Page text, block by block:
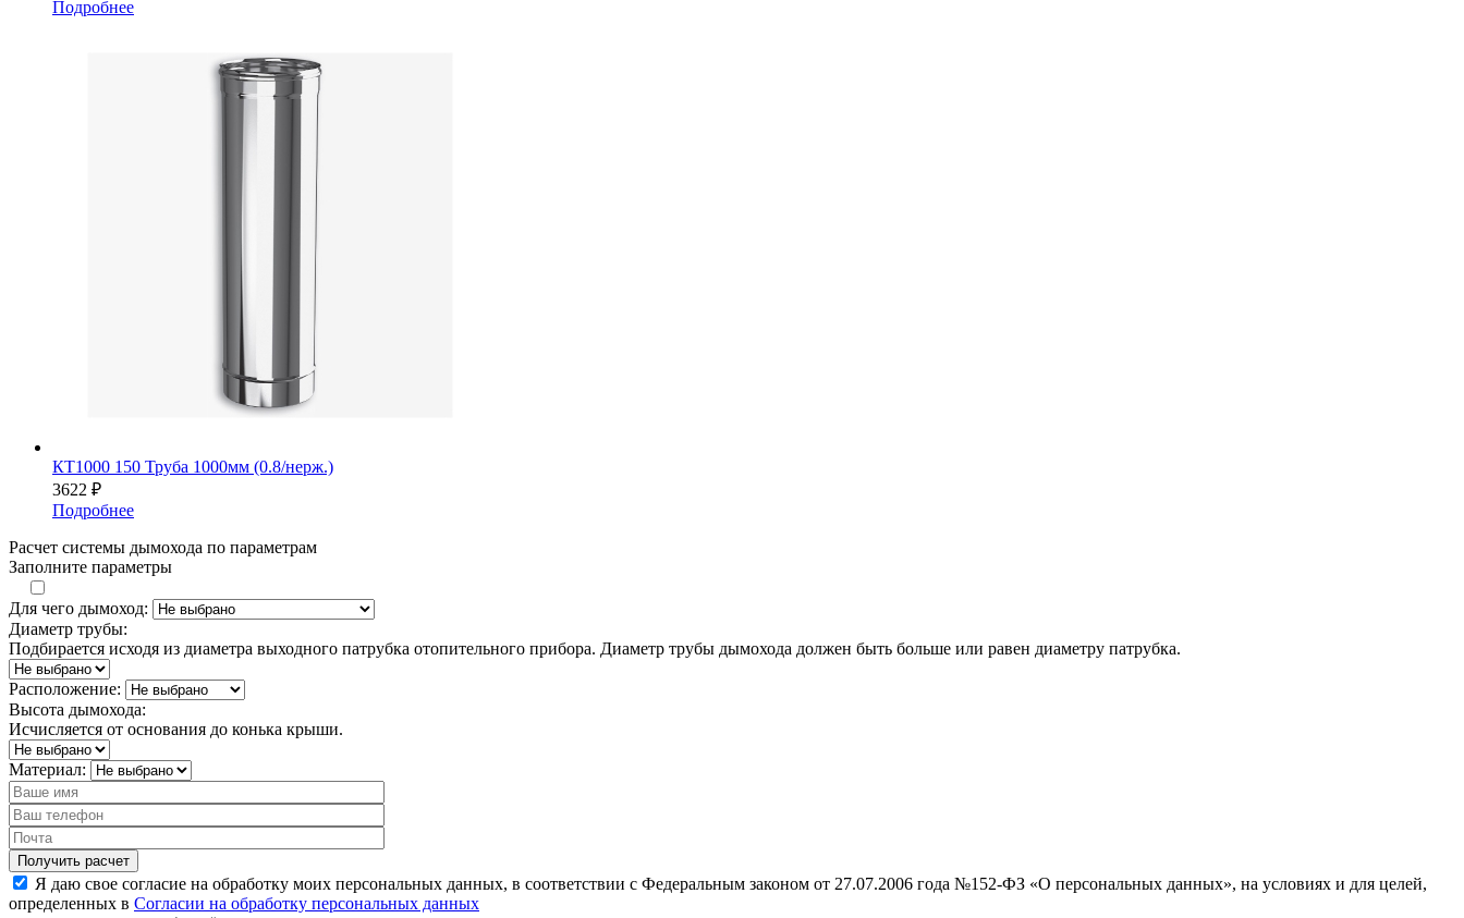
Подробнее
КТ1000 150 Труба 1000мм (0.8/нерж.)
3622 ₽
Подробнее
Расчет системы дымохода по параметрам
Заполните параметры
Для чего дымоход:
Диаметр трубы:
Подбирается исходя из диаметра выходного патрубка отопительного прибора. Диаметр трубы дымохода должен быть больше или равен диаметру патрубка.
Расположение:
Высота дымохода:
Исчисляется от основания до конька крыши.
Материал:
Я даю свое согласие на обработку моих персональных данных, в соответствии с Федеральным законом от 27.07.2006 года №152-ФЗ «О персональных данных», на условиях и для целей,
определенных в Согласии на обработку персональных данных